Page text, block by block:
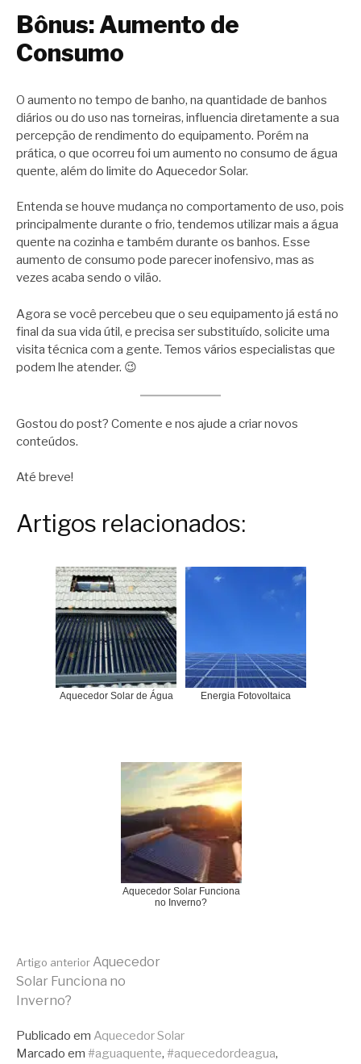
Bônus: Aumento de
Consumo
O aumento no tempo de banho, na quantidade de banhos
diários ou do uso nas torneiras, influencia diretamente a sua
percepção de rendimento do equipamento. Porém na
prática, o que ocorreu foi um aumento no consumo de água
quente, além do limite do Aquecedor Solar.
Entenda se houve mudança no comportamento de uso, pois
principalmente durante o frio, tendemos utilizar mais a água
quente na cozinha e também durante os banhos. Esse
aumento de consumo pode parecer inofensivo, mas as
vezes acaba sendo o vilão.
Agora se você percebeu que o seu equipamento já está no
final da sua vida útil, e precisa ser substituído, solicite uma
visita técnica com a gente. Temos vários especialistas que
podem lhe atender. 😉
Gostou do post? Comente e nos ajude a criar novos
conteúdos.
Até breve!
Artigos relacionados:
Aquecedor Solar de Água Energia Fotovoltaica
Aquecedor Solar Funciona
no Inverno?
Continue
lendo
Artigo anterior Aquecedor
Solar Funciona no
Inverno?
Publicado em Aquecedor Solar
Marcado em #aguaquente, #aquecedordeagua,